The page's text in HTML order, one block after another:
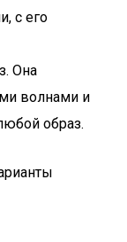
с его
Она
волнами и
образ.